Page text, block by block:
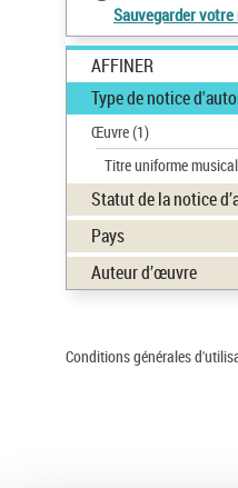
Sauvegarder
AFFINER
Type de notice
Œuvre(1)
Titre uniforme musical
Statut de la notice
Pays
Auteur d’œuvre
Conditions générales